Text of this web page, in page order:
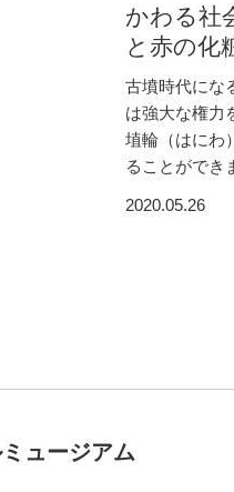
かわる社
と赤の化
古墳時代にな
は強大な権力
埴輪（はにわ
ることができ
2020.05.26
ュージアム